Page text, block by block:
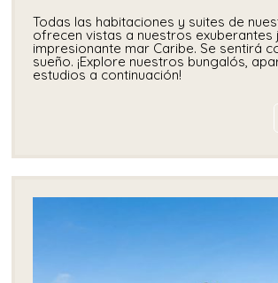
Todas las habitaciones y suites de
ofrecen vistas a nuestros exuberantes
impresionante mar Caribe. Se sentirá
sueño. ¡Explore nuestros bungalós,
estudios a continuación!